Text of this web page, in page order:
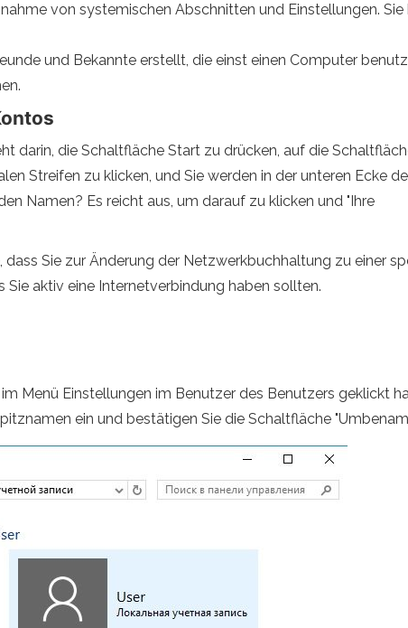
von systemischen Abschnitten und Einstellungen. Sie
und Bekannte erstellt, die einst einen Computer
darin, die Schaltfläche Start zu drücken, auf die
Streifen zu klicken, und Sie werden in der unteren Ecke
Namen? Es reicht aus, um darauf zu klicken und "Ihre
Sie zur Änderung der Netzwerkbuchhaltung zu einer
aktiv eine Internetverbindung haben sollten.
Menü Einstellungen im Benutzer des Benutzers geklickt
ein und bestätigen Sie die Schaltfläche